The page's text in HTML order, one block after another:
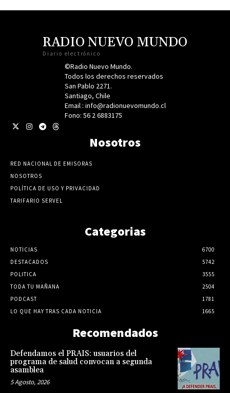
RADIO NUEVO MUNDO
Diario electrónico
©Radio Nuevo Mundo.
Todos los derechos reservados
San Pablo 2271.
Santiago, Chile
Email : info@radionuevomundo.cl
Fono: 56 2 6883175
Nosotros
RED NACIONAL DE EMISORAS
NOSOTROS
POLÍTICA DE USO Y PRIVACIDAD
TARIFARIO SERVEL
Categorias
NOTICIAS
6700
DESTACADOS
5742
POLITICA
3555
TODA TU MAÑANA
2504
PODCAST
1781
LO QUE HAY TRAS CADA NOTICIA
1665
Recomendados
Defendamos el PRAIS: usuarios del
programa de salud convocan a segunda
asamblea
5 Agosto, 2026